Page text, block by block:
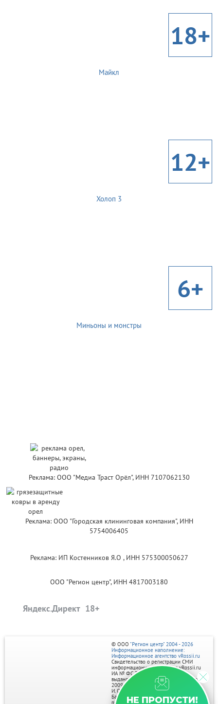
18+
Майкл
12+
Холоп 3
6+
Миньоны и монстры
Реклама: ООО "Медиа Траст Орёл", ИНН 7107062130
Реклама: ООО "Городская клининговая компания", ИНН
5754006405
Реклама: ИП Костенников Я.О , ИНН 575300050627
ООО "Регион центр", ИНН 4817003180
Яндекс.Директ
НЕ ПРОПУСТИ!
© ООО "Регион центр" 2004 - 2026
Информационное наполнение:
Информационное агентство vRossii.ru
Свидетельство о регистрации СМИ
информационного агентства vRossii.ru
ИА № ФС 77‑35502
выдано РОСКОМНАДЗОРом 04 марта
2009г.
И. О. Главного редактора Нарыков А. Н.
Баннеры на портале размещаются на
правах рекламы.